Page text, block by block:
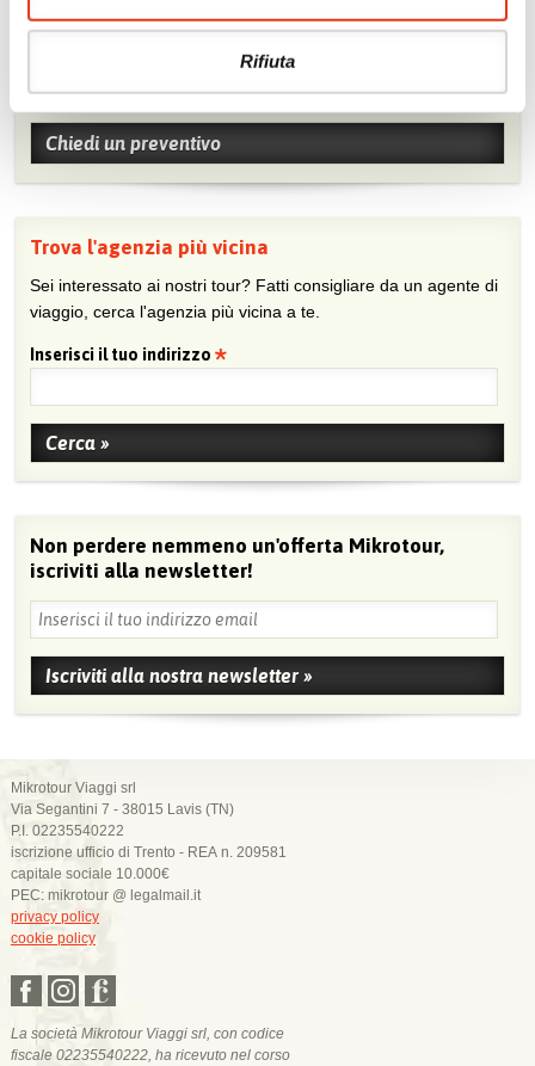
Rifiuta
Chiedi un preventivo
agente e vuoi collaborare con noi?
Chiedi un preventivo
Trova l'agenzia più vicina
Sei interessato ai nostri tour? Fatti consigliare da un agente di
viaggio, cerca l'agenzia più vicina a te.
Inserisci il tuo indirizzo
Non perdere nemmeno un'offerta Mikrotour,
iscriviti alla newsletter!
Mikrotour Viaggi srl
Via Segantini 7 - 38015 Lavis (TN)
P.I. 02235540222
iscrizione ufficio di Trento - REA n. 209581
capitale sociale 10.000€
PEC: mikrotour @ legalmail.it
privacy policy
cookie policy
La società Mikrotour Viaggi srl, con codice
fiscale 02235540222, ha ricevuto nel corso